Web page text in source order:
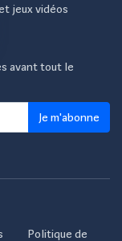
jeux vidéos
avant tout le
Je m'abonne
Politique de